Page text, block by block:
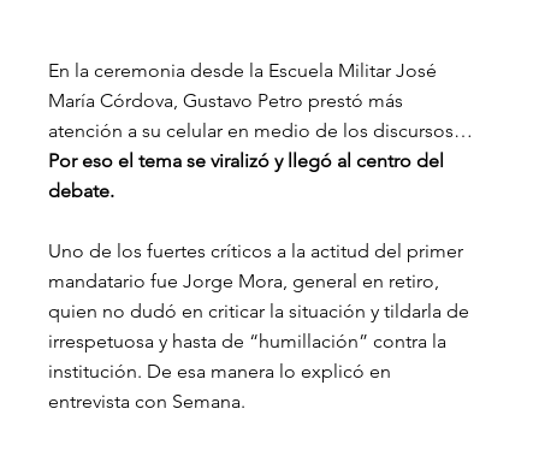
En la ceremonia desde la Escuela Militar José
María Córdova, Gustavo Petro prestó más
atención a su celular en medio de los discursos…
Por eso el tema se viralizó y llegó al centro del
debate.
Uno de los fuertes críticos a la actitud del primer
mandatario fue Jorge Mora, general en retiro,
quien no dudó en criticar la situación y tildarla de
irrespetuosa y hasta de “humillación” contra la
institución. De esa manera lo explicó en
entrevista con Semana.